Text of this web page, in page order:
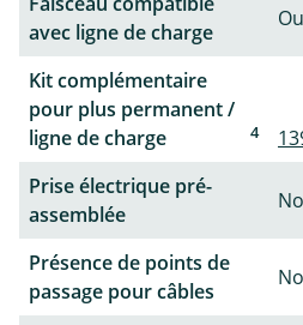
avec ligne de charge
Kit complémentaire
pour plus permanent /
ligne de charge
4
Prise électrique pré-
assemblée
Présence de points de
passage pour câbles